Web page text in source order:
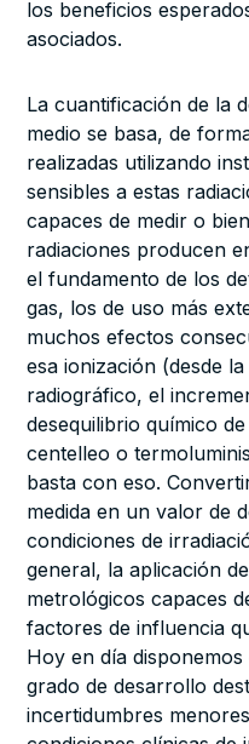
los beneficios
asociados.
La cuantificación de la
medio se basa, de
realizadas utilizando
sensibles a estas
capaces de medir o
radiaciones producen
el fundamento de los
gas, los de uso más
muchos efectos
esa ionización (desde
radiográfico, el
desequilibrio químico
centelleo o
basta con eso.
medida en un valor de
condiciones de
general, la aplicación
metrológicos capaces
factores de influencia
Hoy en día
grado de desarrollo
incertidumbres